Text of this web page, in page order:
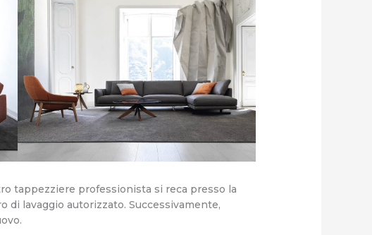
tappezziere professionista si reca presso la
lavaggio autorizzato. Successivamente,